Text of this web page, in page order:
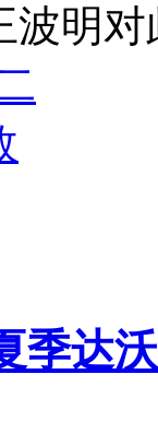
波明
季达